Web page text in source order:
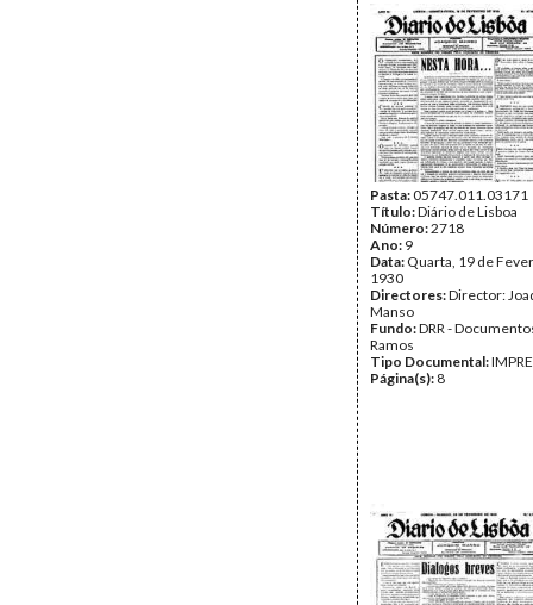
Pasta:05747.011.03171
Título:Diário de Lisboa
Número:2718
Ano: 9
Data: Quarta, 19 de
1930
Directores:Director:
Manso
Fundo:DRR -
Ramos
Tipo Documental:
Página(s): 8